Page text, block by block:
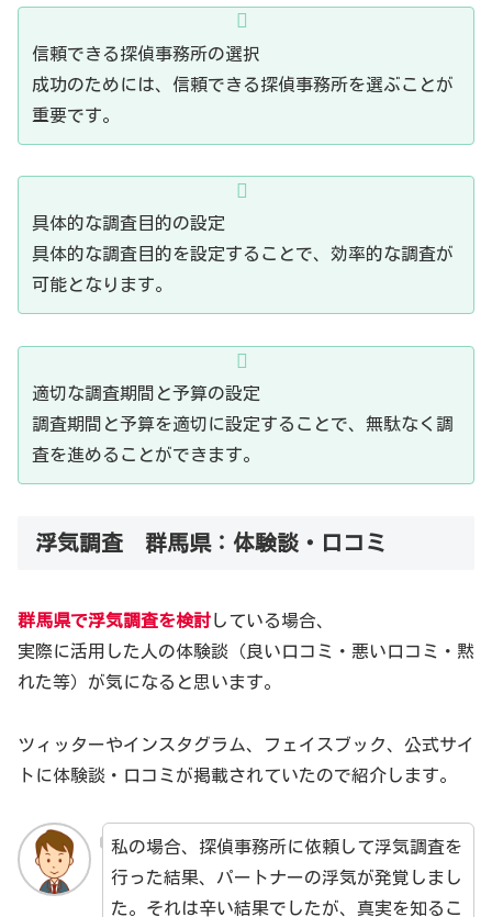
信頼できる探偵事務所の選択
成功のためには、信頼できる探偵事務所を選ぶことが
重要です。
具体的な調査目的の設定
具体的な調査目的を設定することで、効率的な調査が
可能となります。
適切な調査期間と予算の設定
調査期間と予算を適切に設定することで、無駄なく調
査を進めることができます。
浮気調査 群馬県：体験談・口コミ
群馬県で浮気調査を検討している場合、
実際に活用した人の体験談（良い口コミ・悪い口コミ・黙
れた等）が気になると思います。
ツィッターやインスタグラム、フェイスブック、公式サイ
トに体験談・口コミが掲載されていたので紹介します。
私の場合、探偵事務所に依頼して浮気調査を
行った結果、パートナーの浮気が発覚しまし
た。それは辛い結果でしたが、真実を知るこ